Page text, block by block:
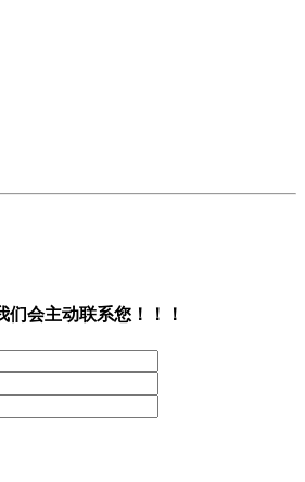
们会主动联系您！！！